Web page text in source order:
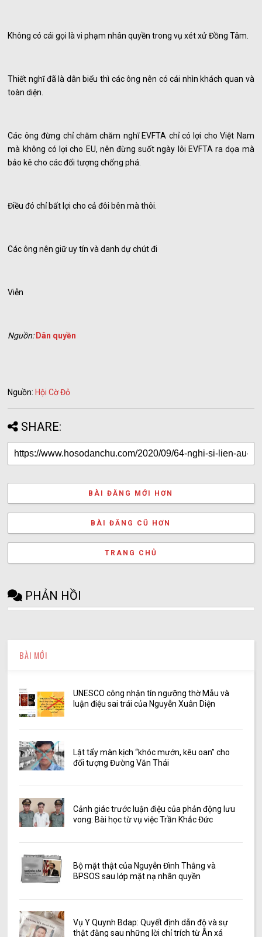
Không có cái gọi là vi phạm nhân quyền trong vụ xét xử Đồng Tâm.
Thiết nghĩ đã là dân biểu thì các ông nên có cái nhìn khách quan và
toàn diện.
Các ông đừng chỉ chăm chăm nghĩ EVFTA chỉ có lợi cho Việt Nam
mà không có lợi cho EU, nên đừng suốt ngày lôi EVFTA ra dọa mà
bảo kê cho các đối tượng chống phá.
Điều đó chỉ bất lợi cho cả đôi bên mà thôi.
Các ông nên giữ uy tín và danh dự chút đi
Viễn
Nguồn: Dân quyền
Nguồn: Hội Cờ Đỏ
SHARE:
BÀI ĐĂNG MỚI HƠN
BÀI ĐĂNG CŨ HƠN
TRANG CHỦ
PHẢN HỒI
BÀI MỚI
UNESCO công nhận tín ngưỡng thờ Mẫu và
luận điệu sai trái của Nguyễn Xuân Diện
Lật tẩy màn kịch “khóc mướn, kêu oan” cho
đối tượng Đường Văn Thái
Cảnh giác trước luận điệu của phản động lưu
vong: Bài học từ vụ việc Trần Khắc Đức
Bộ mặt thật của Nguyễn Đình Thắng và
BPSOS sau lớp mặt nạ nhân quyền
Vụ Y Quynh Bdap: Quyết định dẫn độ và sự
thật đằng sau những lời chỉ trích từ Ân xá